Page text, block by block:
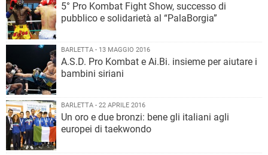
5° Pro Kombat Fight Show, successo di
pubblico e solidarietà al “PalaBorgia”
BARLETTA - 13 MAGGIO 2016
A.S.D. Pro Kombat e Ai.Bi. insieme per aiutare i
bambini siriani
BARLETTA - 22 APRILE 2016
​Un oro e due bronzi: bene gli italiani agli
europei di taekwondo